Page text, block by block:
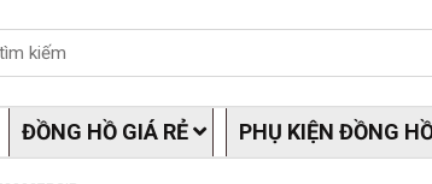
ĐỒNG HỒ GIÁ RẺ PHỤ KIỆN ĐỒNG